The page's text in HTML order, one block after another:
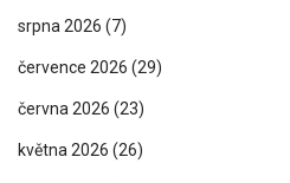
srpna 2026 (7)
července 2026 (29)
června 2026 (23)
května 2026 (26)